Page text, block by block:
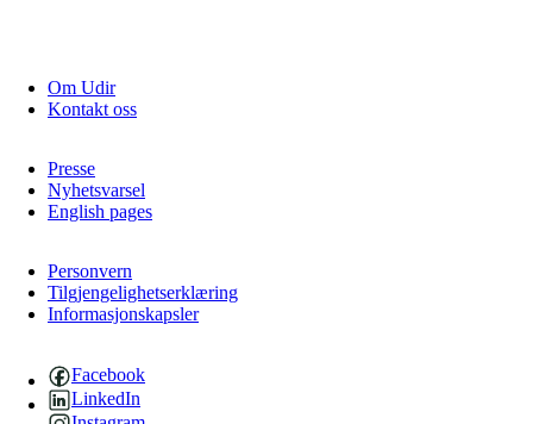
Om Udir
Kontakt oss
Presse
Nyhetsvarsel
English pages
Personvern
Tilgjengelighetserklæring
Informasjonskapsler
Facebook
LinkedIn